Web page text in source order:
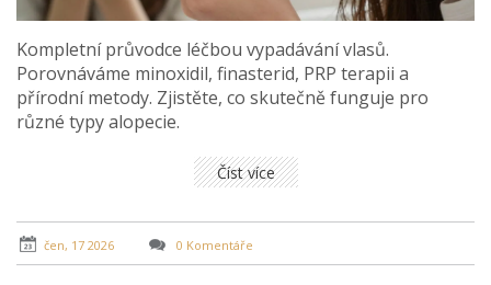
Kompletní průvodce léčbou vypadávání vlasů.
Porovnáváme minoxidil, finasterid, PRP terapii a
přírodní metody. Zjistěte, co skutečně funguje pro
různé typy alopecie.
Číst více
čen, 17 2026 0 Komentáře